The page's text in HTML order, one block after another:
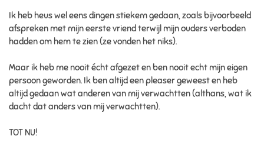
Ik heb heus wel eens dingen stiekem gedaan, zoals bijvoorbeeld
afspreken met mijn eerste vriend terwijl mijn ouders verboden
hadden om hem te zien (ze vonden het niks).
Maar ik heb me nooit écht afgezet en ben nooit echt mijn eigen
persoon geworden. Ik ben altijd een pleaser geweest en heb
altijd gedaan wat anderen van mij verwachtten (althans, wat ik
dacht dat anders van mij verwachtten).
TOT NU!